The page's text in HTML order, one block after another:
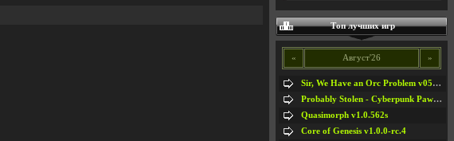
Топ лучших игр
« Август'26 »
Sir, We Have an Orc Problem v05.08.2026
Probably Stolen - Cyberpunk Pawnshop Simulator v048c [Playtest]
Quasimorph v1.0.562s
Core of Genesis v1.0.0-rc.4